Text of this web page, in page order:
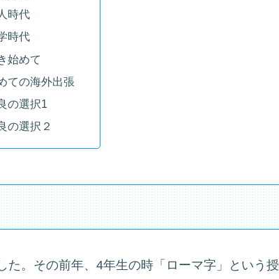
時代
時代
始めて
ての海外出張
の選択1
の選択２
。その前年、4年生の時「ローマ字」という授